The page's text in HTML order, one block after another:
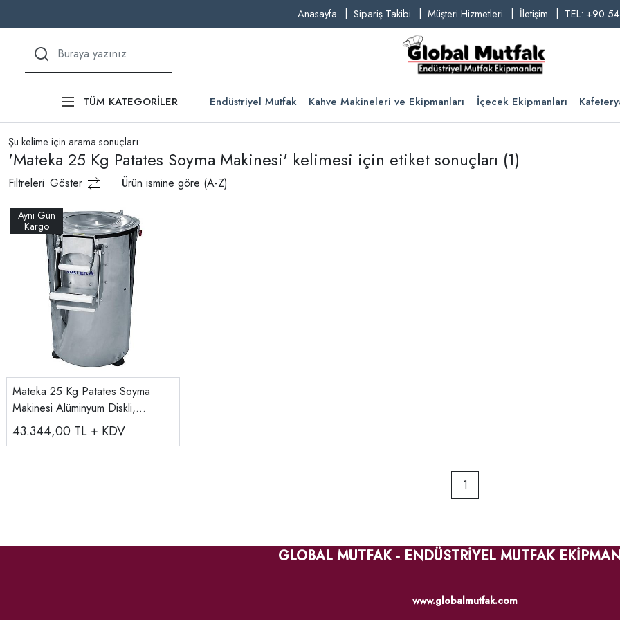
Anasayfa Sipariş Takibi Müşteri Hizmetleri İletişim TEL: +90
TÜM KATEGORİLER Endüstriyel Mutfak Kahve Makineleri ve Ekipmanları İçecek Ekipmanları
Şu kelime için arama sonuçları:
'Mateka 25 Kg Patates Soyma Makinesi' kelimesi için etiket sonuçları (1)
Filtreleri Göster Ürün ismine göre (A-Z)
Mateka 25 Kg Patates Soyma
Makinesi Alüminyum Diskli,
220v/380v PAT 880
43.344,00 TL + KDV
1
GLOBAL MUTFAK - ENDÜSTRİYEL MUTFAK
www.globalmutfak.com